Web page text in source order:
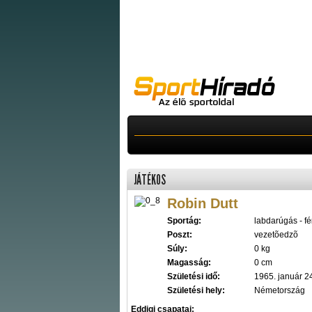
JÁTÉKOS
Robin Dutt
Sportág:
labdarúgás -
Poszt:
vezetõedzõ
Súly:
0 kg
Magasság:
0 cm
Születési idő:
1965. január
Születési hely:
Németország
Eddigi csapatai: